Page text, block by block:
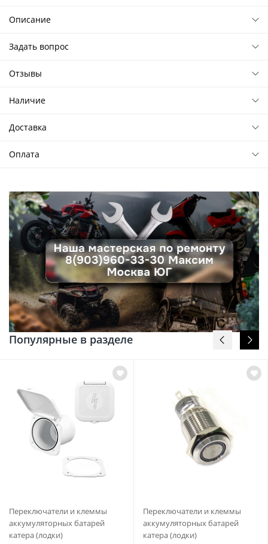
Описание
Задать вопрос
Отзывы
Наличие
Доставка
Оплата
Популярные в разделе
Переключатели и клеммы
аккумуляторных батарей
катера (лодки)
Переключатели и клеммы
аккумуляторных батарей
катера (лодки)